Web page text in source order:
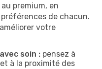
premium, en
de chacun.
votre
soin : pensez à
à la proximité des